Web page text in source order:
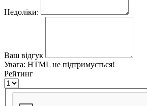
Недоліки:
Ваш відгук
Увага: HTML не підтримується!
Рейтинг